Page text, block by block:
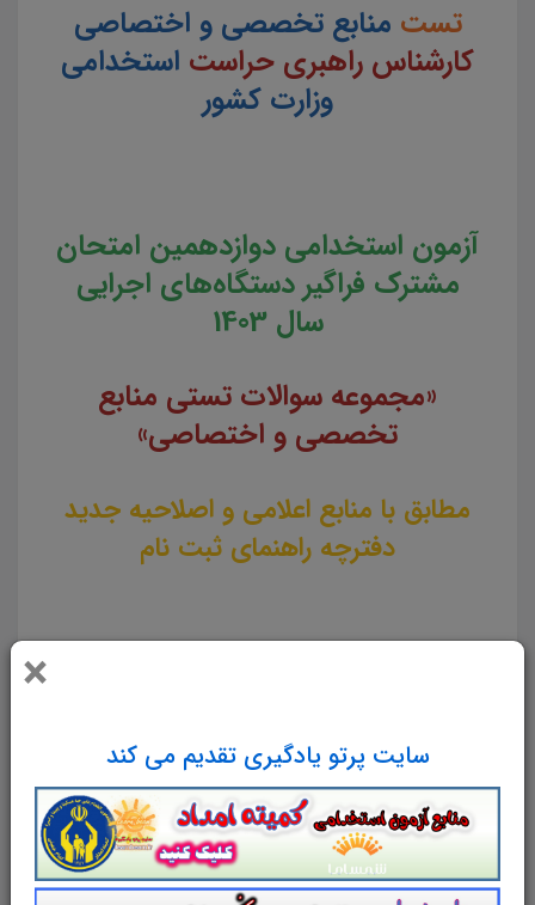
×
سایت پرتو یادگیری تقدیم می کند
تست منابع تخصصی و اختصاصی
کارشناس راهبری حراست استخدامی
وزارت کشور
آزمون استخدامی دوازدهمین امتحان
مشترک فراگیر دستگاه‌های اجرایی
سال 1403
«مجموعه سوالات تستی منابع
تخصصی و اختصاصی»
مطابق با منابع اعلامی و اصلاحیه جدید
دفترچه راهنمای ثبت نام
تست منابع عمومی دوازدهمین
امتحان مشترک فراگیر دستگاه های اجرایی